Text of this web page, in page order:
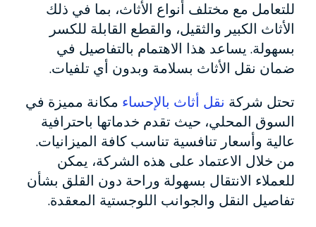
للتعامل مع مختلف أنواع الأثاث، بما في ذلك
الأثاث الكبير والثقيل، والقطع القابلة للكسر
بسهولة. يساعد هذا الاهتمام بالتفاصيل في
ضمان نقل الأثاث بسلامة وبدون أي تلفيات.
تحتل شركة نقل أثاث بالإحساء مكانة مميزة في
السوق المحلي، حيث تقدم خدماتها باحترافية
عالية وأسعار تنافسية تناسب كافة الميزانيات.
من خلال الاعتماد على هذه الشركة، يمكن
للعملاء الانتقال بسهولة وراحة دون القلق بشأن
تفاصيل النقل والجوانب اللوجستية المعقدة.